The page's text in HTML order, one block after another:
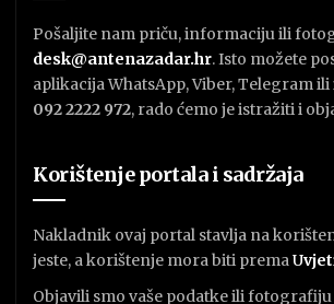
Pošaljite nam priču, informaciju ili
desk@antenazadar.hr. Isto možete
aplikacija WhatsApp, Viber, Telegram
092 2222 972, rado ćemo je istražiti i
Korištenje portala i sadržaja
Nakladnik ovaj portal stavlja na
jeste, a korištenje mora biti premaU
Objavili smo vaše podatke ili